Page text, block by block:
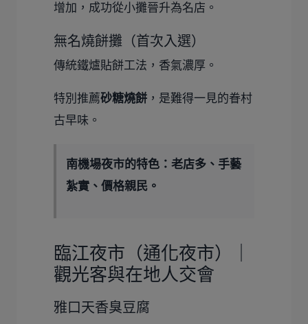
增加，成功從小攤晉升為名店。
無名燒餅攤（首次入選）
傳統鐵爐貼餅工法，香氣濃厚。
特別推薦砂糖燒餅 ，是難得一見的眷村
古早味。
南機場夜市的特色：老店多、手藝
紮實、價格親民。
臨江夜市（通化夜市）｜
觀光客與在地人交會
雅口天香臭豆腐